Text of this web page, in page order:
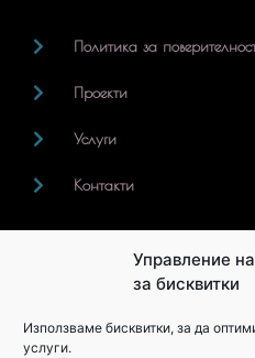
Управление
за бисквитки
Използваме бисквитки, за да
услуги.
Политика за
Проекти
Услуги
Контакти
Последвайте ни
F
a
I